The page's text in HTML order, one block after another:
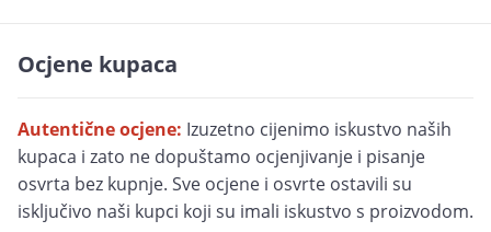
Ocjene kupaca
Autentične ocjene: Izuzetno cijenimo iskustvo naših
kupaca i zato ne dopuštamo ocjenjivanje i pisanje
osvrta bez kupnje. Sve ocjene i osvrte ostavili su
isključivo naši kupci koji su imali iskustvo s proizvodom.